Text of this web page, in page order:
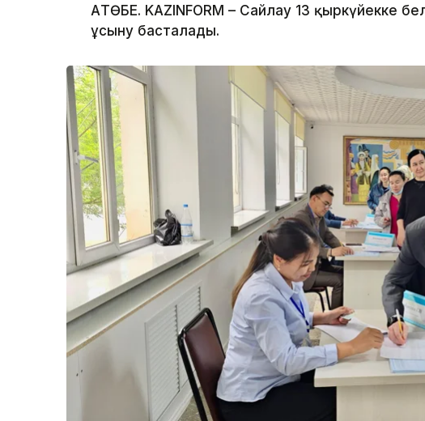
АҚТӨБЕ. KAZINFORM – Сайлау 13 қыркүйекке
ұсыну басталады.